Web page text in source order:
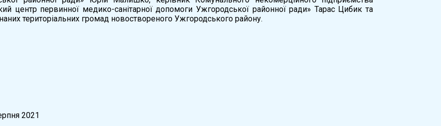
центр первинної медико-санітарної допомоги Ужгородської районної ради» Тарас Цибик та
територіальних громад новоствореного Ужгородського району.
2021